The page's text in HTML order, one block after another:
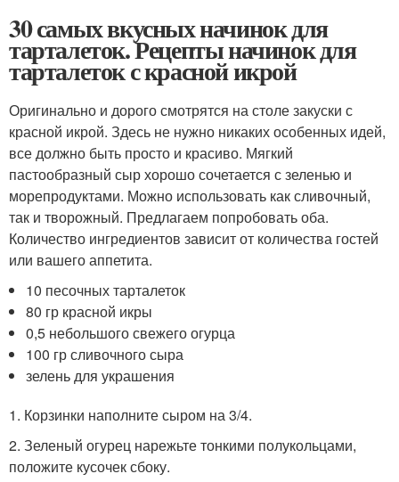
30 самых вкусных начинок для
тарталеток. Рецепты начинок для
тарталеток с красной икрой
Оригинально и дорого смотрятся на столе закуски с
красной икрой. Здесь не нужно никаких особенных идей,
все должно быть просто и красиво. Мягкий
пастообразный сыр хорошо сочетается с зеленью и
морепродуктами. Можно использовать как сливочный,
так и творожный. Предлагаем попробовать оба.
Количество ингредиентов зависит от количества гостей
или вашего аппетита.
10 песочных тарталеток
80 гр красной икры
0,5 небольшого свежего огурца
100 гр сливочного сыра
зелень для украшения
1. Корзинки наполните сыром на 3/4.
2. Зеленый огурец нарежьте тонкими полукольцами,
положите кусочек сбоку.